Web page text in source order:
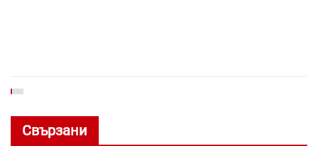
Свързани